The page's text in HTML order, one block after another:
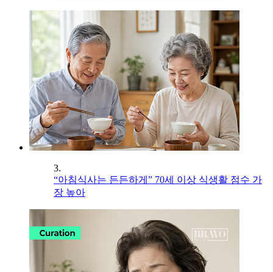
3.
“아침식사는 든든하게” 70세 이상 식생활 점수 가
장 높아